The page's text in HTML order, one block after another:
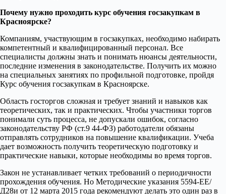
Почему нужно проходить курс обучения госзакупкам в
Красноярске?
Компаниям, участвующим в госзакупках, необходимо набирать
компетентный и квалифицированный персонал. Все
специалисты должны знать и понимать нюансы деятельности,
последние изменения в законодательстве. Получить их можно
на специальных занятиях по профильной подготовке, пройдя
Курс обучения госзакупкам в Красноярске.
Область госторгов сложная и требует знаний и навыков как
теоретических, так и практических. Чтобы участники торгов
понимали суть процесса, не допускали ошибок, согласно
законодательству РФ (ст.9 44-ФЗ) работодатели обязаны
отправлять сотрудников на повышение квалификации. Учеба
дает возможность получить теоретическую подготовку и
практические навыки, которые необходимы во время торгов.
Закон не устанавливает четких требований о периодичности
прохождения обучения. Но Методические указания 5594-ЕЕ/
Д28и от 12 марта 2015 года рекомендуют делать это один раз в